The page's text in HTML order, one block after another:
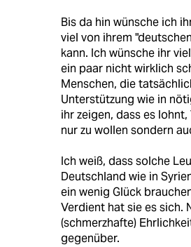
Bis da hin wünsche ich
viel von ihrem
kann. Ich wünsche ihr
ein paar nicht wirklich
Menschen, die
Unterstützung wie in
ihr zeigen, dass es
nur zu wollen sondern
Ich weiß, dass solche
Deutschland wie in
ein wenig Glück
Verdient hat sie es sich.
(schmerzhafte)
gegenüber.